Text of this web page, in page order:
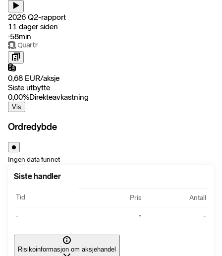
2026 Q2-rapport
11 dager siden
‧58min
0,68 EUR/aksje
Siste utbytte
0,00%Direkteavkastning
Vis
Ordredybde
Ingen data funnet
Siste handler
Tid Pris Antall
- - -
Risikoinformasjon om aksjehandel